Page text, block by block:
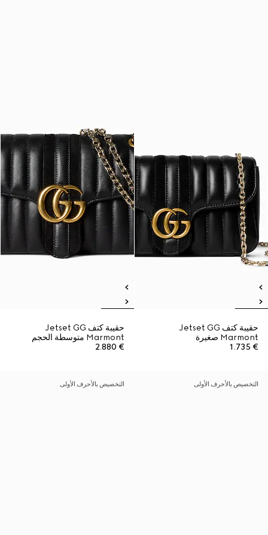
حقيبة كتف Jetset GG
Marmont صغيرة
€ 1.735
حقيبة كتف Jetset GG
Marmont متوسطة الحجم
€ 2.880
التخصيص بالأحرف الأولى التخصيص بالأحرف الأولى